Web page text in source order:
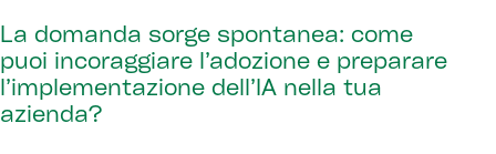
La domanda sorge spontanea: come
puoi incoraggiare l’adozione e preparare
l’implementazione dell’IA nella tua
azienda?